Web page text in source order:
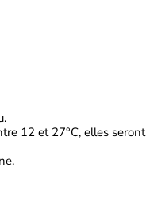
12 et 27°C, elles seront